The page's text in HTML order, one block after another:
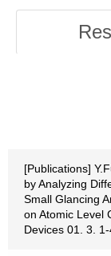
[Publications]
by Analyzing
Small Glancing
on Atomic Level
Devices 01. 3.